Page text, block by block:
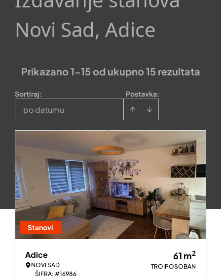
Novi Sad, Adice
Prikazano 1-15 od ukupno 15 rezultata
Postavka:
Sortiraj:
po datumu
Stanovi
Adice
NOVI SAD
ŠIFRA: #16986
61 m2
TROIPOSOBAN